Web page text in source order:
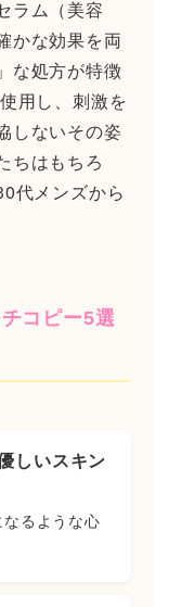
ラム（美容
かな効果を両
な処方が特徴
用し、刺激を
しないその姿
ちはもちろ
代メンズから
コピー5選
しいスキン
るような心